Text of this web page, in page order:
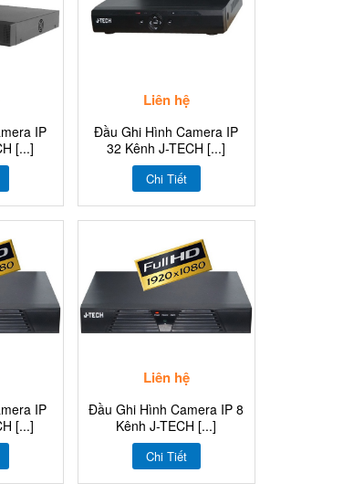
IP
[...]
Liên hệ
Đầu Ghi Hình Camera IP
32 Kênh J-TECH [...]
Chi Tiết
IP
[...]
Liên hệ
Đầu Ghi Hình Camera IP 8
Kênh J-TECH [...]
Chi Tiết